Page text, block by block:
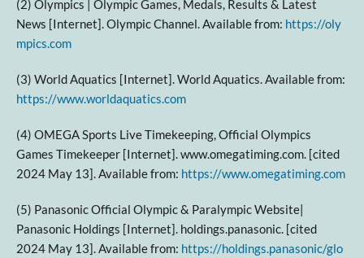
(2) Olympics | Olympic Games, Medals, Results & Latest
News [Internet]. Olympic Channel. Available from: https://oly
mpics.com‌
(3) World Aquatics [Internet]. World Aquatics. Available from:
https://www.worldaquatics.com‌
(4) OMEGA Sports Live Timekeeping, Official Olympics
Games Timekeeper [Internet]. www.omegatiming.com. [cited
2024 May 13]. Available from: https://www.omegatiming.com‌
(5) Panasonic Official Olympic & Paralympic Website|
Panasonic Holdings [Internet]. holdings.panasonic. [cited
2024 May 13]. Available from: https://holdings.panasonic/glo